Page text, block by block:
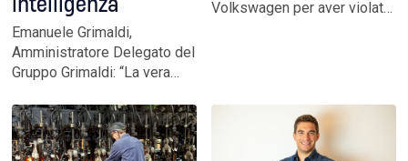
intelligenza
Emanuele Grimaldi,
Amministratore Delegato del
Gruppo Grimaldi: “La vera
taglio delle emissioni in
navigazione, dentro una
logica integrata”
Volkswagen per aver violato
a gasolio, dando il via alla
rivoluzione della mobilità